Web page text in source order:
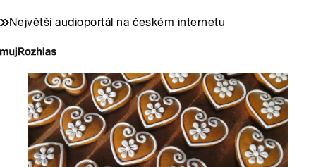
Největší audioportál na českém internetu